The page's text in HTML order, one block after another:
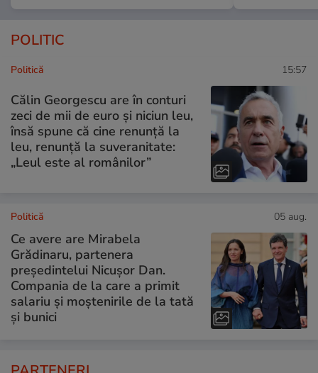
POLITIC
Politică 15:57
Călin Georgescu are în conturi
zeci de mii de euro și niciun leu,
însă spune că cine renunță la
leu, renunță la suveranitate:
„Leul este al românilor”
Politică 05 aug.
Ce avere are Mirabela
Grădinaru, partenera
președintelui Nicușor Dan.
Compania de la care a primit
salariu și moștenirile de la tată
și bunici